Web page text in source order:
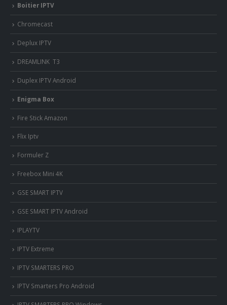
Boitier IPTV
Chromecast
Deplux IPTV
DREAMLINK T3
Duplex IPTV Android
Enigma Box
Fire Stick Amazon
Flix Iptv
Formuler Z
Freebox Mini 4K
‎GSE SMART IPTV
GSE SMART IPTV Android
IPLAYTV
IPTV Extreme
IPTV SMARTERS PRO
IPTV Smarters Pro Android